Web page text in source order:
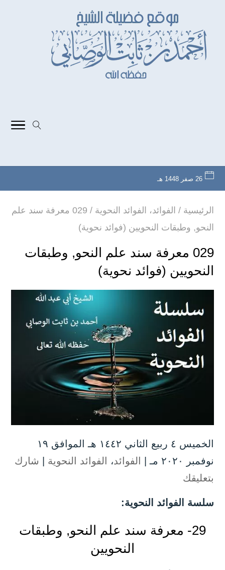
26 صفر 1448 هـ
الرئيسية / الفوائد، الفوائد النحوية /
029 معرفة سند علم
النحو, وطبقات النحويين (فوائد نحوية)
029 معرفة سند علم النحو, وطبقات
النحويين (فوائد نحوية)
الخميس ٤ ربيع الثاني ۱٤٤۲ هـ الموافق ۱۹
نوفمبر ۲۰۲۰ مـ |
الفوائد، الفوائد النحوية
شارك
بتعليقك
سلسة الفوائد النحوية:
29- معرفة سند علم النحو, وطبقات
النحويين